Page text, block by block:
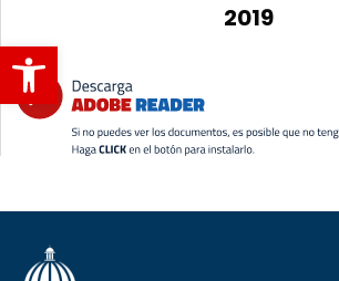
Abrir barra de herramientas
2019